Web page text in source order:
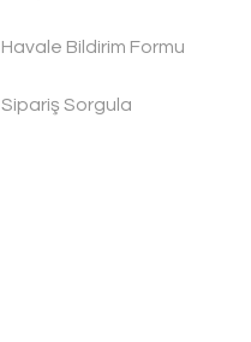
Havale Bildirim Formu
Sipariş Sorgula